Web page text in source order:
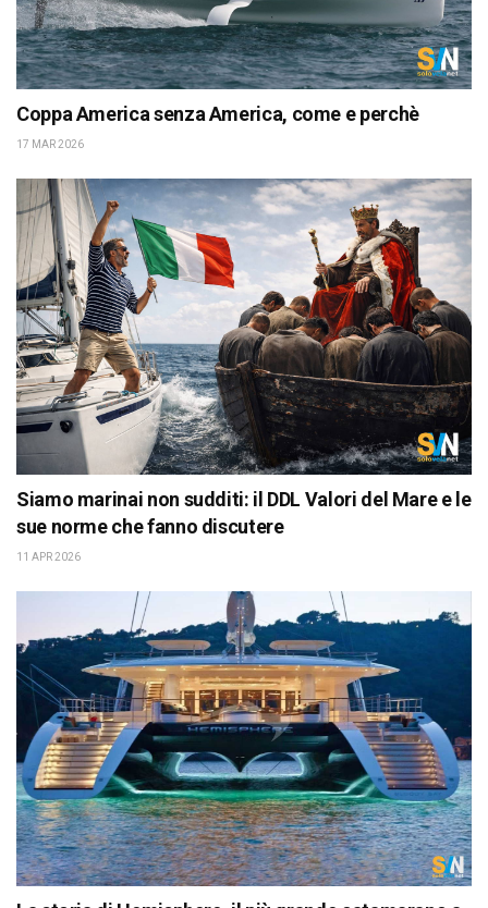
Coppa America senza America, come e perchè
17 MAR 2026
Siamo marinai non sudditi: il DDL Valori del Mare e le
sue norme che fanno discutere
11 APR 2026